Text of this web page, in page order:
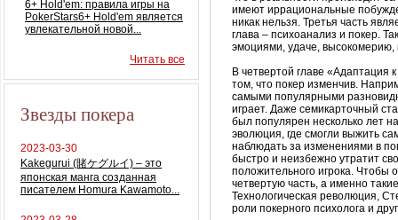
6+ Hold'em: правила игры на
PokerStars6+ Hold'em является
увлекательной новой...
Читать все
Звезды покера
2023-03-30
Kakegurui (賭ケグルイ) – это
японская манга созданная
писателем Homura Kawamoto...
имеют иррациональные
никак нельзя. Третья часть
глава – психоанализ и покер.
эмоциями, удаче,
В четвертой главе «Адаптация
том, что покер изменчив.
самыми популярными
играет. Даже семикарточный
был популярен несколько лет
эволюция, где смогли выжить
наблюдать за изменениями в
быстро и неизбежно утратит
положительного игрока. Чтобы
четвертую часть, а именно
Технологическая революция,
роли покерного психолога и